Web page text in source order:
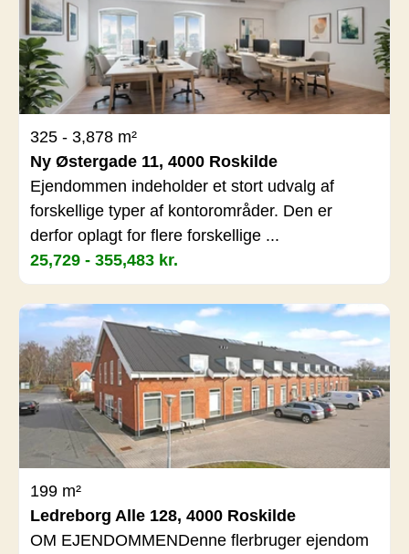
325 - 3,878 m²
Ny Østergade 11, 4000 Roskilde
Ejendommen indeholder et stort udvalg af
forskellige typer af kontorområder. Den er
derfor oplagt for flere forskellige ...
25,729 - 355,483 kr.
199 m²
Ledreborg Alle 128, 4000 Roskilde
OM EJENDOMMENDenne flerbruger ejendom